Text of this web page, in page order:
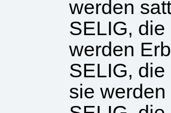
werden
SELIG,
werden
SELIG,
sie